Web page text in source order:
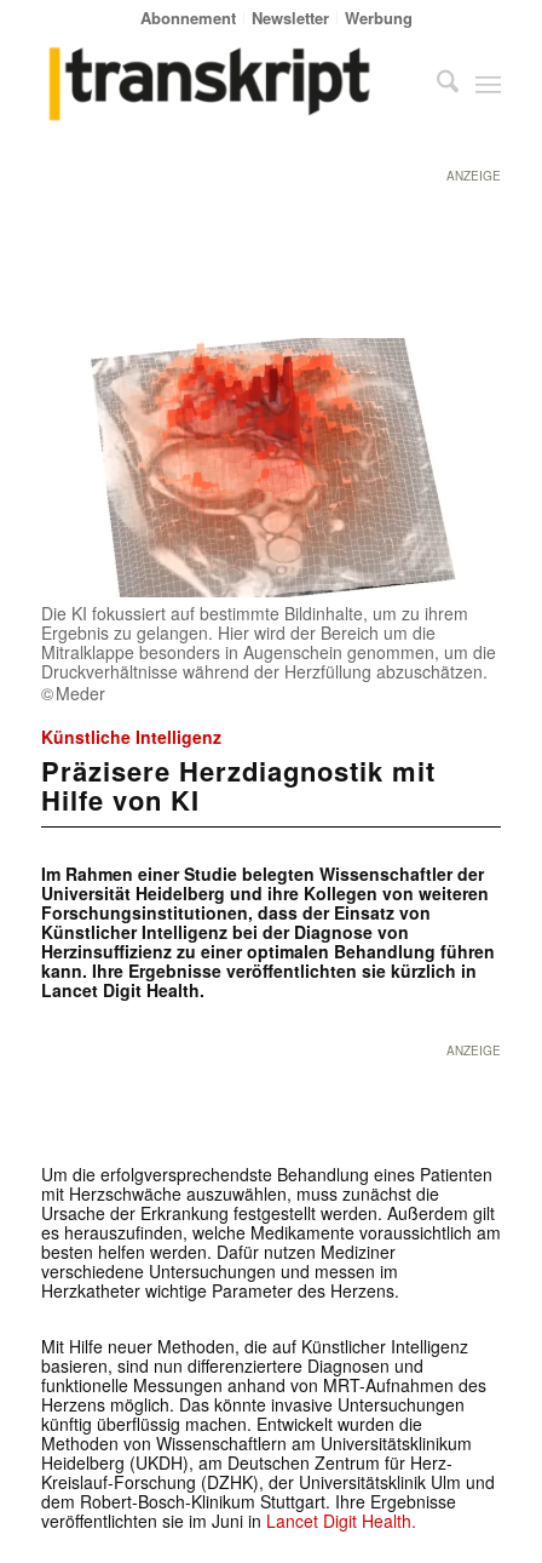
Abonnement Newsletter Werbung
ANZEIGE
Die KI fokussiert auf bestimmte Bildinhalte, um zu ihrem
Ergebnis zu gelangen. Hier wird der Bereich um die
Mitralklappe besonders in Augenschein genommen, um die
Druckverhältnisse während der Herzfüllung abzuschätzen.
Meder
Künstliche Intelligenz
Präzisere Herzdiagnostik mit
Hilfe von KI
Im Rahmen einer Studie belegten Wissenschaftler der
Universität Heidelberg und ihre Kollegen von weiteren
Forschungsinstitutionen, dass der Einsatz von
Künstlicher Intelligenz bei der Diagnose von
Herzinsuffizienz zu einer optimalen Behandlung führen
kann. Ihre Ergebnisse veröffentlichten sie kürzlich in
Lancet Digit Health.
ANZEIGE
Um die erfolgversprechendste Behandlung eines Patienten
mit Herzschwäche auszuwählen, muss zunächst die
Ursache der Erkrankung festgestellt werden. Außerdem gilt
es herauszufinden, welche Medikamente voraussichtlich am
besten helfen werden. Dafür nutzen Mediziner
verschiedene Untersuchungen und messen im
Herzkatheter wichtige Parameter des Herzens.
Mit Hilfe neuer Methoden, die auf Künstlicher Intelligenz
basieren, sind nun differenziertere Diagnosen und
funktionelle Messungen anhand von MRT-Aufnahmen des
Herzens möglich. Das könnte invasive Untersuchungen
künftig überflüssig machen. Entwickelt wurden die
Methoden von Wissenschaftlern am Universitätsklinikum
Heidelberg (UKDH), am Deutschen Zentrum für Herz-
Kreislauf-Forschung (DZHK), der Universitätsklinik Ulm und
dem Robert-Bosch-Klinikum Stuttgart. Ihre Ergebnisse
veröffentlichten sie im Juni in Lancet Digit Health.